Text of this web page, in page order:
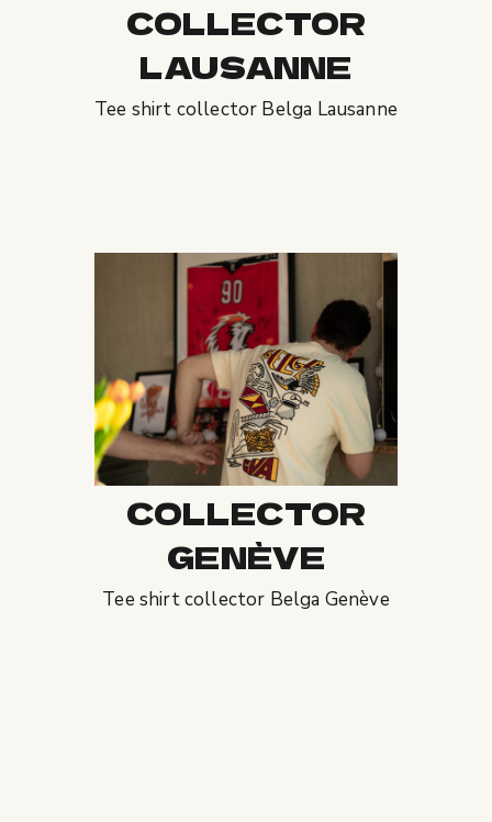
COLLECTOR
LAUSANNE
Tee shirt collector Belga Lausanne
COLLECTOR
GENÈVE
Tee shirt collector Belga Genève